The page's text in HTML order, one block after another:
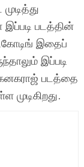
படத்தின்
இதைப்
இப்படி
படத்தை
முடிகிறது.